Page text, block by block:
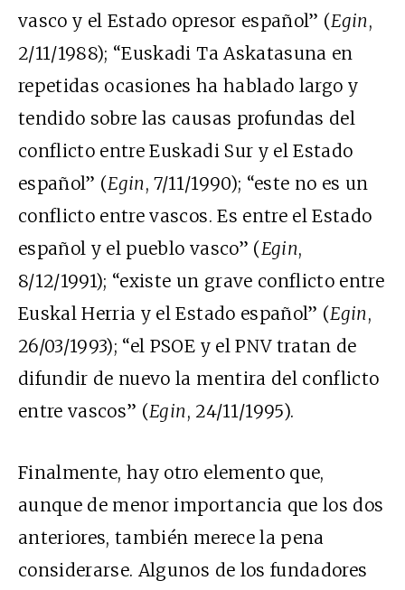
vasco y el Estado opresor español” (Egin,
2/11/1988); “Euskadi Ta Askatasuna en
repetidas ocasiones ha hablado largo y
tendido sobre las causas profundas del
conflicto entre Euskadi Sur y el Estado
español” (Egin, 7/11/1990); “este no es un
conflicto entre vascos. Es entre el Estado
español y el pueblo vasco” (Egin,
8/12/1991); “existe un grave conflicto entre
Euskal Herria y el Estado español” (Egin,
26/03/1993); “el PSOE y el PNV tratan de
difundir de nuevo la mentira del conflicto
entre vascos” (Egin, 24/11/1995).
Finalmente, hay otro elemento que,
aunque de menor importancia que los dos
anteriores, también merece la pena
considerarse. Algunos de los fundadores